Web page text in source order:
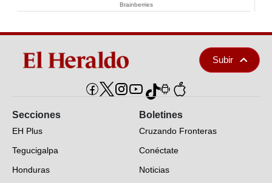
Brainberries
Subir
Secciones
EH Plus
Tegucigalpa
Honduras
Boletines
Cruzando Fronteras
Conéctate
Noticias